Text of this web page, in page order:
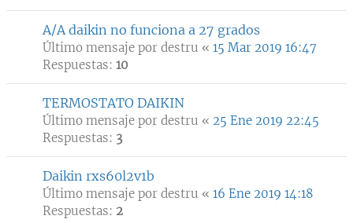
A/A daikin no funciona a 27 grados
Último mensaje por destru « 15 Mar 2019 16:47
Respuestas: 10
TERMOSTATO DAIKIN
Último mensaje por destru « 25 Ene 2019 22:45
Respuestas: 3
Daikin rxs60l2v1b
Último mensaje por destru « 16 Ene 2019 14:18
Respuestas: 2